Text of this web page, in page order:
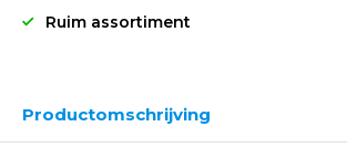
Ruim assortiment
Productomschrijving